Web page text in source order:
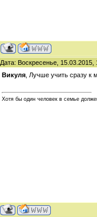
Дата: Воскресенье,
Викуля , Лучше учить сразу к
Хотя бы один человек в семье